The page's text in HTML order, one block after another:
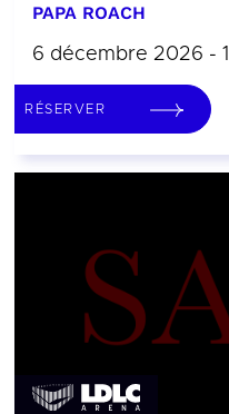
PAPA ROACH
6 décembre 2026 -
RÉSERVER